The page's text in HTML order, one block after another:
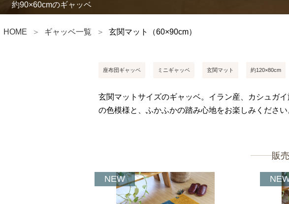
約90×60cmのギャッベ
HOME ギャッベ一覧 玄関マット（60×90cm）
座布団ギャッベ ミニギャッベ 玄関マット 約120×80cm
玄関マットサイズのギャッベ。イラン産、カシュガ
の色模様と、ふかふかの踏み心地をお楽しみくださ
販
NEW